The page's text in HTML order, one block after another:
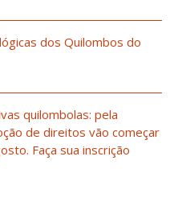
dos Quilombos do
quilombolas: pela
de direitos vão começar
Faça sua inscrição